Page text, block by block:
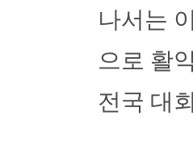
나서는
으로 활
전국 대